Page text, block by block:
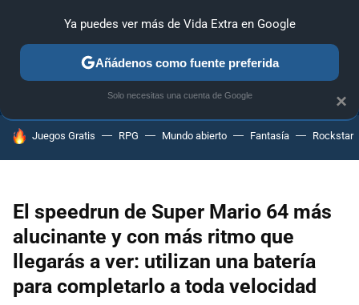
ANÁLISIS GUÍAS Y TRUCOS PC SONY NINTENDO
HOY SE HABLA DE
Juegos Gratis RPG Mundo abierto Fantasía Rockstar
El speedrun de Super Mario 64 más
alucinante y con más ritmo que
llegarás a ver: utilizan una batería
para completarlo a toda velocidad
×
Ya puedes ver más de Vida Extra en Google
Añádenos como fuente preferida
Solo necesitas una cuenta de Google